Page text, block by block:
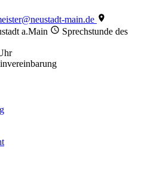
main.de
a.Main
Sprechstunde des